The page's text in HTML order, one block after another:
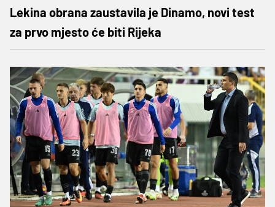
Lekina obrana zaustavila je Dinamo, novi test
za prvo mjesto će biti Rijeka